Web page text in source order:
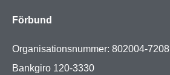
Förbund
Organisationsnummer: 802004-7208
Bankgiro 120-3330